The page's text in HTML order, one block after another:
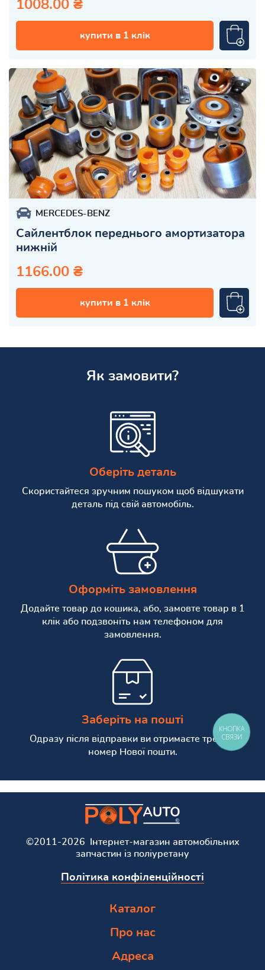
1008.00 ₴
купити в 1 клік
MERCEDES-BENZ
Сайлентблок переднього амортизатора
нижній
1166.00 ₴
купити в 1 клік
Як замовити?
Оберіть деталь
Скористайтеся зручним пошуком щоб відшукати
деталь під свій автомобіль.
Оформіть замовлення
Додайте товар до кошика, або, замовте товар в 1
клік або подзвоніть нам телефоном для
замовлення.
Заберіть на пошті
Одразу після відправки ви отримаєте трекінг
номер Нової пошти.
©2011-2026 Інтернет-магазин автомобільних
запчастин із поліуретану
Політика конфіленційності
Каталог
Про нас
Адреса
КНОПКА
СВЯЗИ